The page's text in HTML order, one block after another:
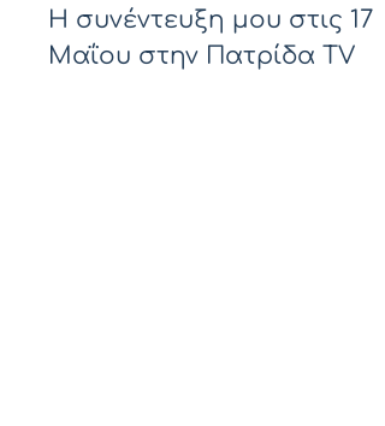
Η συνέντευξη μου στις 17
Μαΐου στην Πατρίδα TV